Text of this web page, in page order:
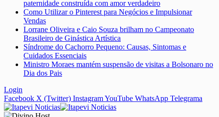
paternidade construída com amor verdadeiro
Como Utilizar o Pinterest para Negócios e Impulsionar
Vendas
Lorrane Oliveira e Caio Souza brilham no Campeonato
Brasileiro de Ginástica Artística
Síndrome do Cachorro Pequeno: Causas, Sintomas e
Cuidados Essenciais
Ministro Moraes mantém suspensão de visitas a Bolsonaro no
Dia dos Pais
Login
Facebook X (Twitter) InstagramYouTube WhatsApp Telegrama